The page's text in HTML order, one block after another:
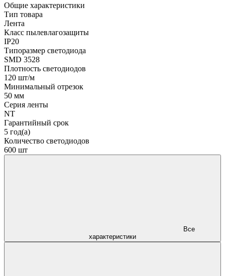
Общие характеристики
Тип товара
Лента
Класс пылевлагозащиты
IP20
Типоразмер светодиода
SMD 3528
Плотность светодиодов
120 шт/м
Минимальный отрезок
50 мм
Серия ленты
NT
Гарантийный срок
5 год(а)
Количество светодиодов
600 шт
характеристики